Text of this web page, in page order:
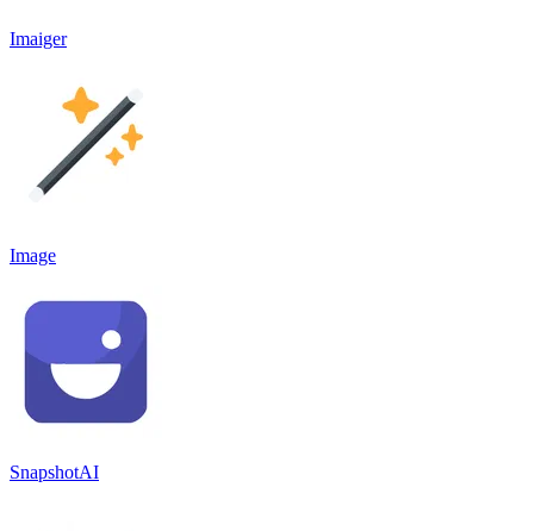
Imaiger
Image
SnapshotAI